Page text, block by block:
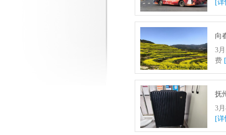
[
向
3
费
抚
3
[